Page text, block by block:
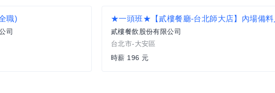
職)
司
貳樓餐飲股份有限公司
台北市-大安區
時薪 196 元